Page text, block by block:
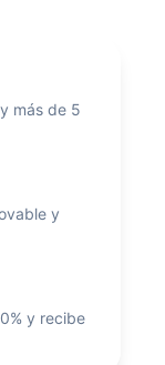
más de 5
y
y recibe